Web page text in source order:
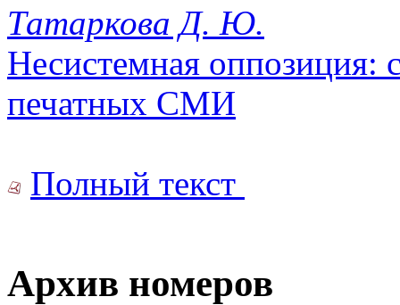
Татаркова Д. Ю.
Несистемная оппозиция:
печатных СМИ
Полный текст
Архив номеров